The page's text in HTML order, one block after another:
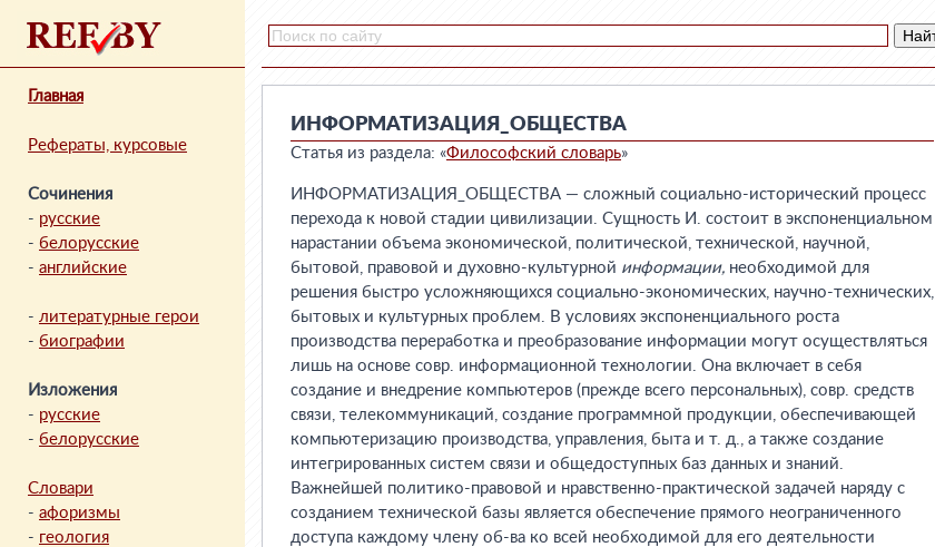
Главная
Рефераты, курсовые
Сочинения
- русские
- белорусские
- английские
- литературные герои
- биографии
Изложения
- русские
- белорусские
Словари
- афоризмы
- геология
ИНФОРМАТИЗАЦИЯ_ОБЩЕСТВА
Статья из раздела: «Философский словарь»
ИНФОРМАТИЗАЦИЯ_ОБЩЕСТВА — сложный социально-исторический процесс
перехода к новой стадии цивилизации. Сущность И. состоит в экспоненциальном
нарастании объема экономической, политической, технической, научной,
бытовой, правовой и духовно-культурной информации, необходимой для
решения быстро усложняющихся социально-экономических, научно-технических,
бытовых и культурных проблем. В условиях экспоненциального роста
производства переработка и преобразование информации могут осуществляться
лишь на основе совр. информационной технологии. Она включает в себя
создание и внедрение компьютеров (прежде всего персональных), совр. средств
связи, телекоммуникаций, создание программной продукции, обеспечивающей
компьютеризацию производства, управления, быта и т. д., а также создание
интегрированных систем связи и общедоступных баз данных и знаний.
Важнейшей политико-правовой и нравственно-практической задачей наряду с
созданием технической базы является обеспечение прямого неограниченного
доступа каждому члену об-ва ко всей необходимой для его деятельности